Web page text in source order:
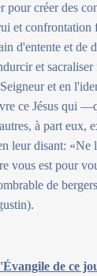
pour créer des
et confrontation
d'entente et de
et sacraliser
et en
ce Jésus qui
à part eux,
leur disant: «Ne
vous est pour
de
de ce